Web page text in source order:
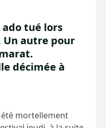
ado tué lors
Un autre pour
décimée à
été mortellement